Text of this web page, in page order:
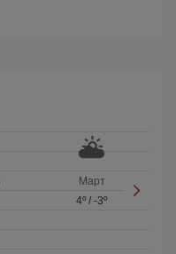
Март
4º /-3º